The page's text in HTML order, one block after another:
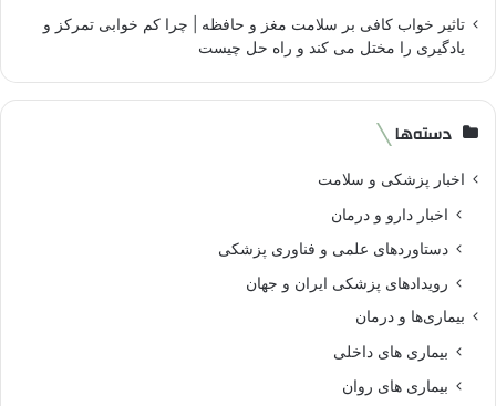
تاثیر خواب کافی بر سلامت مغز و حافظه | چرا کم خوابی تمرکز و
یادگیری را مختل می کند و راه حل چیست
دسته‌ها
اخبار پزشکی و سلامت
اخبار دارو و درمان
دستاوردهای علمی و فناوری پزشکی
رویدادهای پزشکی ایران و جهان
بیماری‌ها و درمان
بیماری های داخلی
بیماری های روان‌